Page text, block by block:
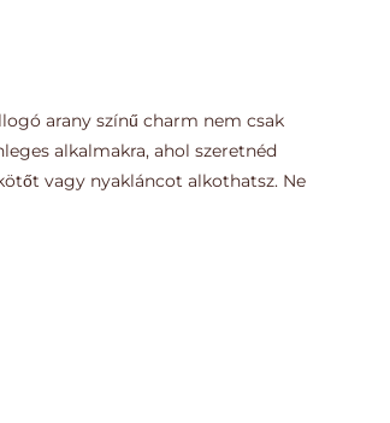
arany színű charm nem csak
alkalmakra, ahol szeretnéd
vagy nyakláncot alkothatsz. Ne